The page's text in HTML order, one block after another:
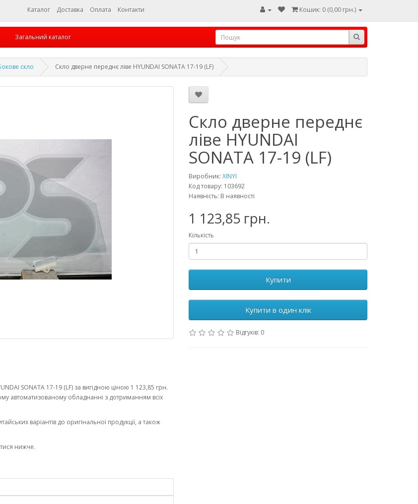
Каталог Доставка Оплата Контакти Кошик: 0 (0,00 грн.)
Загальний каталог
скло Скло дверне переднє ліве HYUNDAI SONATA 17-19 (LF)
Скло дверне переднє
ліве HYUNDAI
SONATA 17-19 (LF)
Виробник: XINYI
Код товару: 103692
Наявність: В наявності
1 123,85 грн.
Кількість
Купити
Купити в один клік
Відгуків: 0
SONATA 17-19 (LF) за вигідною ціною 1 123,85 грн.
автоматизованому обладнанні з дотриманням всіх
варіантів до оригінальної продукції, а також
нижче.